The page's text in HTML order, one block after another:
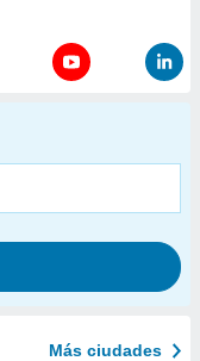
Más ciudades